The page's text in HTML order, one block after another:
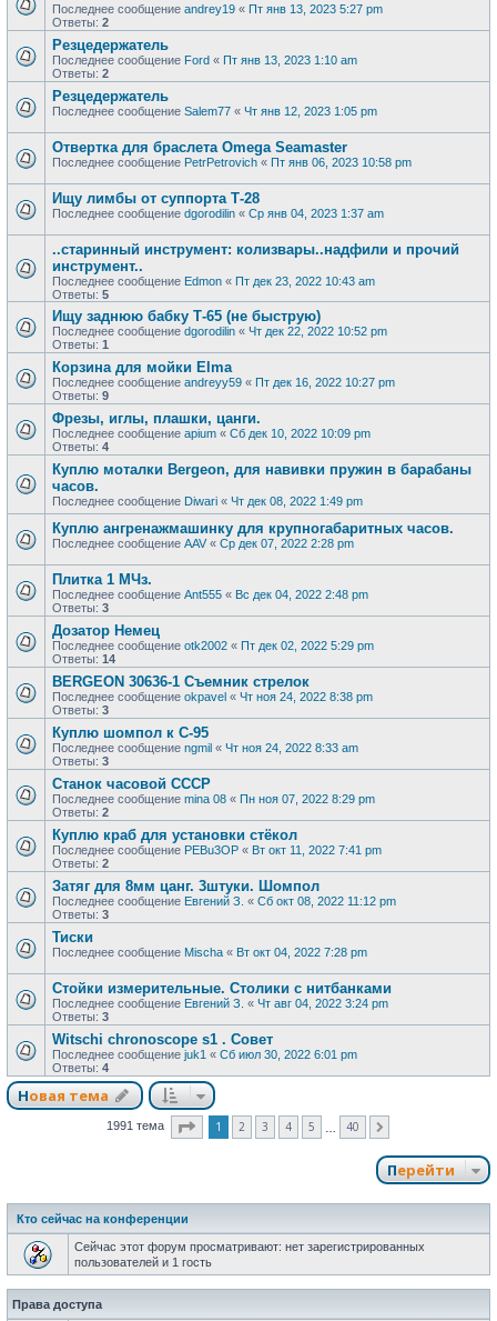
Последнее сообщение andrey19 « Пт янв 13, 2023 5:27 pm
Ответы: 2
Резцедержатель
Последнее сообщение Ford « Пт янв 13, 2023 1:10 am
Ответы: 2
Резцедержатель
Последнее сообщение Salem77 « Чт янв 12, 2023 1:05 pm
Отвертка для браслета Omega Seamaster
Последнее сообщение PetrPetrovich « Пт янв 06, 2023 10:58 pm
Ищу лимбы от суппорта Т-28
Последнее сообщение dgorodilin « Ср янв 04, 2023 1:37 am
..старинный инструмент: колизвары..надфили и прочий
инструмент..
Последнее сообщение Edmon « Пт дек 23, 2022 10:43 am
Ответы: 5
Ищу заднюю бабку Т-65 (не быструю)
Последнее сообщение dgorodilin « Чт дек 22, 2022 10:52 pm
Ответы: 1
Корзина для мойки Elma
Последнее сообщение andreyy59 « Пт дек 16, 2022 10:27 pm
Ответы: 9
Фрезы, иглы, плашки, цанги.
Последнее сообщение apium « Сб дек 10, 2022 10:09 pm
Ответы: 4
Куплю моталки Bergeon, для навивки пружин в барабаны
часов.
Последнее сообщение Diwari « Чт дек 08, 2022 1:49 pm
Куплю ангренажмашинку для крупногабаритных часов.
Последнее сообщение AAV« Ср дек 07, 2022 2:28 pm
Плитка 1 МЧз.
Последнее сообщение Ant555 « Вс дек 04, 2022 2:48 pm
Ответы: 3
Дозатор Немец
Последнее сообщение otk2002 « Пт дек 02, 2022 5:29 pm
Ответы: 14
BERGEON 30636-1 Съемник стрелок
Последнее сообщение okpavel « Чт ноя 24, 2022 8:38 pm
Ответы: 3
Куплю шомпол к С-95
Последнее сообщение ngmil « Чт ноя 24, 2022 8:33 am
Ответы: 3
Станок часовой СССР
Последнее сообщение mina 08 « Пн ноя 07, 2022 8:29 pm
Ответы: 2
Куплю краб для установки стёкол
Последнее сообщение PEBu3OP « Вт окт 11, 2022 7:41 pm
Ответы: 2
Затяг для 8мм цанг. 3штуки. Шомпол
Последнее сообщение Евгений З. « Сб окт 08, 2022 11:12 pm
Ответы: 3
Тиски
Последнее сообщение Mischa « Вт окт 04, 2022 7:28 pm
Стойки измерительные. Столики с нитбанками
Последнее сообщение Евгений З. « Чт авг 04, 2022 3:24 pm
Ответы: 3
Witschi chronoscope s1 . Совет
Последнее сообщение juk1 « Сб июл 30, 2022 6:01 pm
Ответы: 4
Новая тема
1991 тема Страница из
1 2 3 4 5 40
Перейти
Кто сейчас на конференции
Сейчас этот форум просматривают: нет зарегистрированных
пользователей и 1 гость
Права доступа